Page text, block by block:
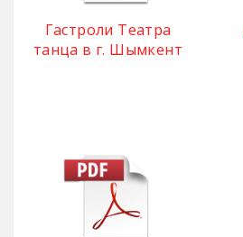
Гастроли Театра
танца в г. Шымкент